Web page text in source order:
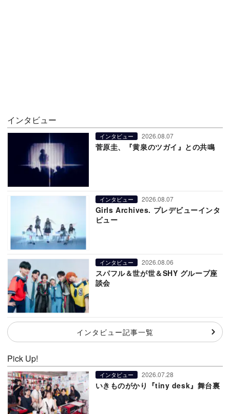
インタビュー
インタビュー 2026.08.07
菅原圭、『黄泉のツガイ』との共鳴
インタビュー 2026.08.07
Girls Archives. プレデビューインタ
ビュー
インタビュー 2026.08.06
スパフル＆世が世＆SHY グループ座
談会
インタビュー記事一覧
Pick Up!
インタビュー 2026.07.28
いきものがかり『tiny desk』舞台裏